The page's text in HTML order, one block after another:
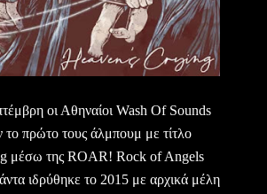
οι Αθηναίοι Wash Of Sounds
πρώτο τους άλμπουμ με τίτλο
μέσω της ROAR! Rock of Angels
ιδρύθηκε το 2015 με αρχικά μέλη